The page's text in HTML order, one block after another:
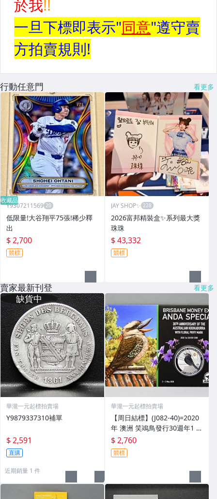
行動任意門 看更多
收藏品
Y9307211569
低限量!大谷翔平75張!稀少釋
出
$ 2,700
競標
JAY SHOP✨
2026富邦精裝盒✨系列最大獎
珠珠
$ 43,332
競標
賣家最新刊登 看更多
華瀧一元起標拍賣場
Y9879337310補單
$ 2,591
直購
近期銷量 1 件
華瀧一元起標拍賣場
【周日結標】(J082-40)=2020
年 澳洲 笑鴗鳥發行30週年1 O
Z精鑄紀念銀幣_蘭花鑄記=套裝
含證 =保真
$ 2,760
競標